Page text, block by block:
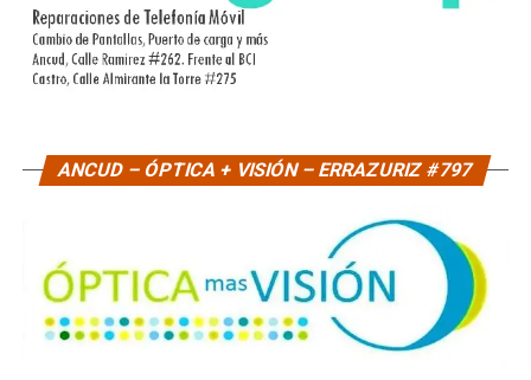
ANCUD – ÓPTICA + VISIÓN – ERRAZURIZ #797